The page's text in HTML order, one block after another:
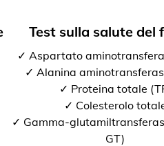
Test sulla salute del
✓ Aspartato
✓ Alanina
✓ Proteina totale
✓ Colesterolo
✓ Gamma-
GT)